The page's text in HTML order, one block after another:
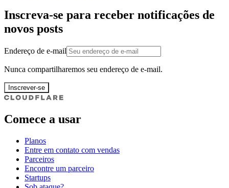
Inscreva-se para receber notificações de
novos posts
Endereço de e-mail
Nunca compartilharemos seu endereço de e-mail.
Inscrever-se
Comece a usar
Planos
Entre em contato com vendas
Parceiros
Encontre um parceiro
Startups